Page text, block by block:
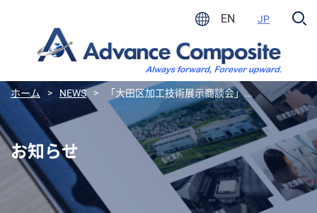
EN JP
ホーム > NEWS > 「大田区加工技術展示商談会」...
お知らせ